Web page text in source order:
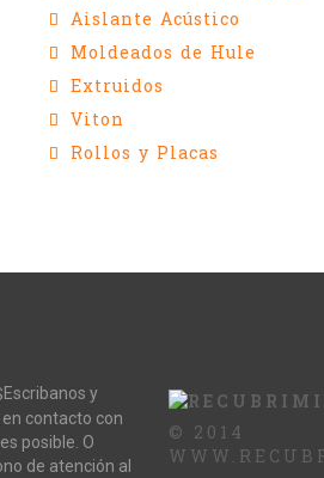
Aislante Acústico
Moldeados de Hule
Extruidos
Viton
Rollos y Placas
Escribanos y
contacto con
posible. O
de atención al
© 2014